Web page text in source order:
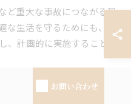
ど重大な事故につながる恐
生活を守るためにも、点
、計画的に実施することが
トラブル例お問い合わせ